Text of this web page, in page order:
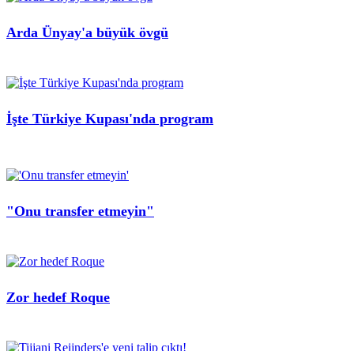
Arda Ünyay'a büyük övgü
İşte Türkiye Kupası'nda program
"Onu transfer etmeyin"
Zor hedef Roque